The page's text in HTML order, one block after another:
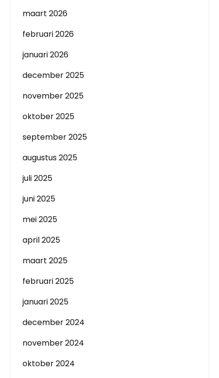
maart 2026
februari 2026
januari 2026
december 2025
november 2025
oktober 2025
september 2025
augustus 2025
juli 2025
juni 2025
mei 2025
april 2025
maart 2025
februari 2025
januari 2025
december 2024
november 2024
oktober 2024